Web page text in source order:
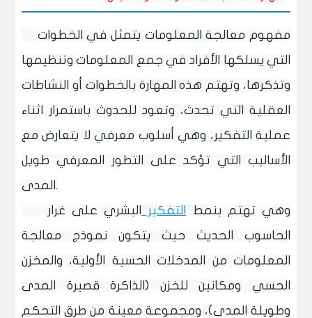
مفهوم معالجة المعلومات يتمثل في الخطوات
التي يسلكها الأفراد في جمع المعلومات وتنظيمها
وتذكرها، وتهتم هذه المهارة بالخطوات أو النشاطات
العقلية التي تحدث، وتعود للحدوث باستمرار اثناء
عملية التفكير، وهي أسلوب معرفي لا يتعارض مع
الأساليب التي تؤكد على التطور المعرفي طويل
المدى.
وهي تهتم بنمط
التفكير
البشري على غرار
الحاسوب الحديث حيث يتكون نموذج معالجة
المعلومات من المدخلات الحسية الأولية، والمخزن
الحسي ومكانين للخزن (الذاكرة قصيرة المدى
وطويلة المدى)، ومجموعة معينة من طرق التحكم